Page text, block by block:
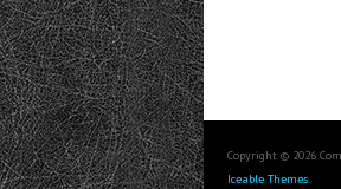
Copyright © 2026
Iceable Themes.